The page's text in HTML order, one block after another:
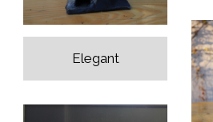
Elegant